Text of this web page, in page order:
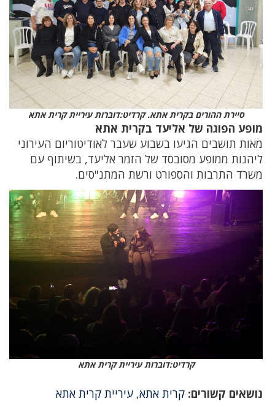
סיירת ההורים בקרית אתא. קרדיט:דוברות עיריית קרית אתא
מופע הפוגה של אליעד בקרית אתא
מאות תושבים הגיעו בשבוע שעבר לאודיטוריום העירוני
ליהנות ממופע מסובסד של הזמר אליעד, בשיתוף עם
משרד התרבות והספורט ורשת המתנ"סים.
קרדיט:דוברות עיריית קרית אתא
נושאים קשורים: קרית אתא, עיריית קרית אתא